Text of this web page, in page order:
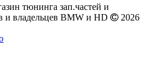
тюнинга зап.частей и
и владельцев BMW и HD
2026